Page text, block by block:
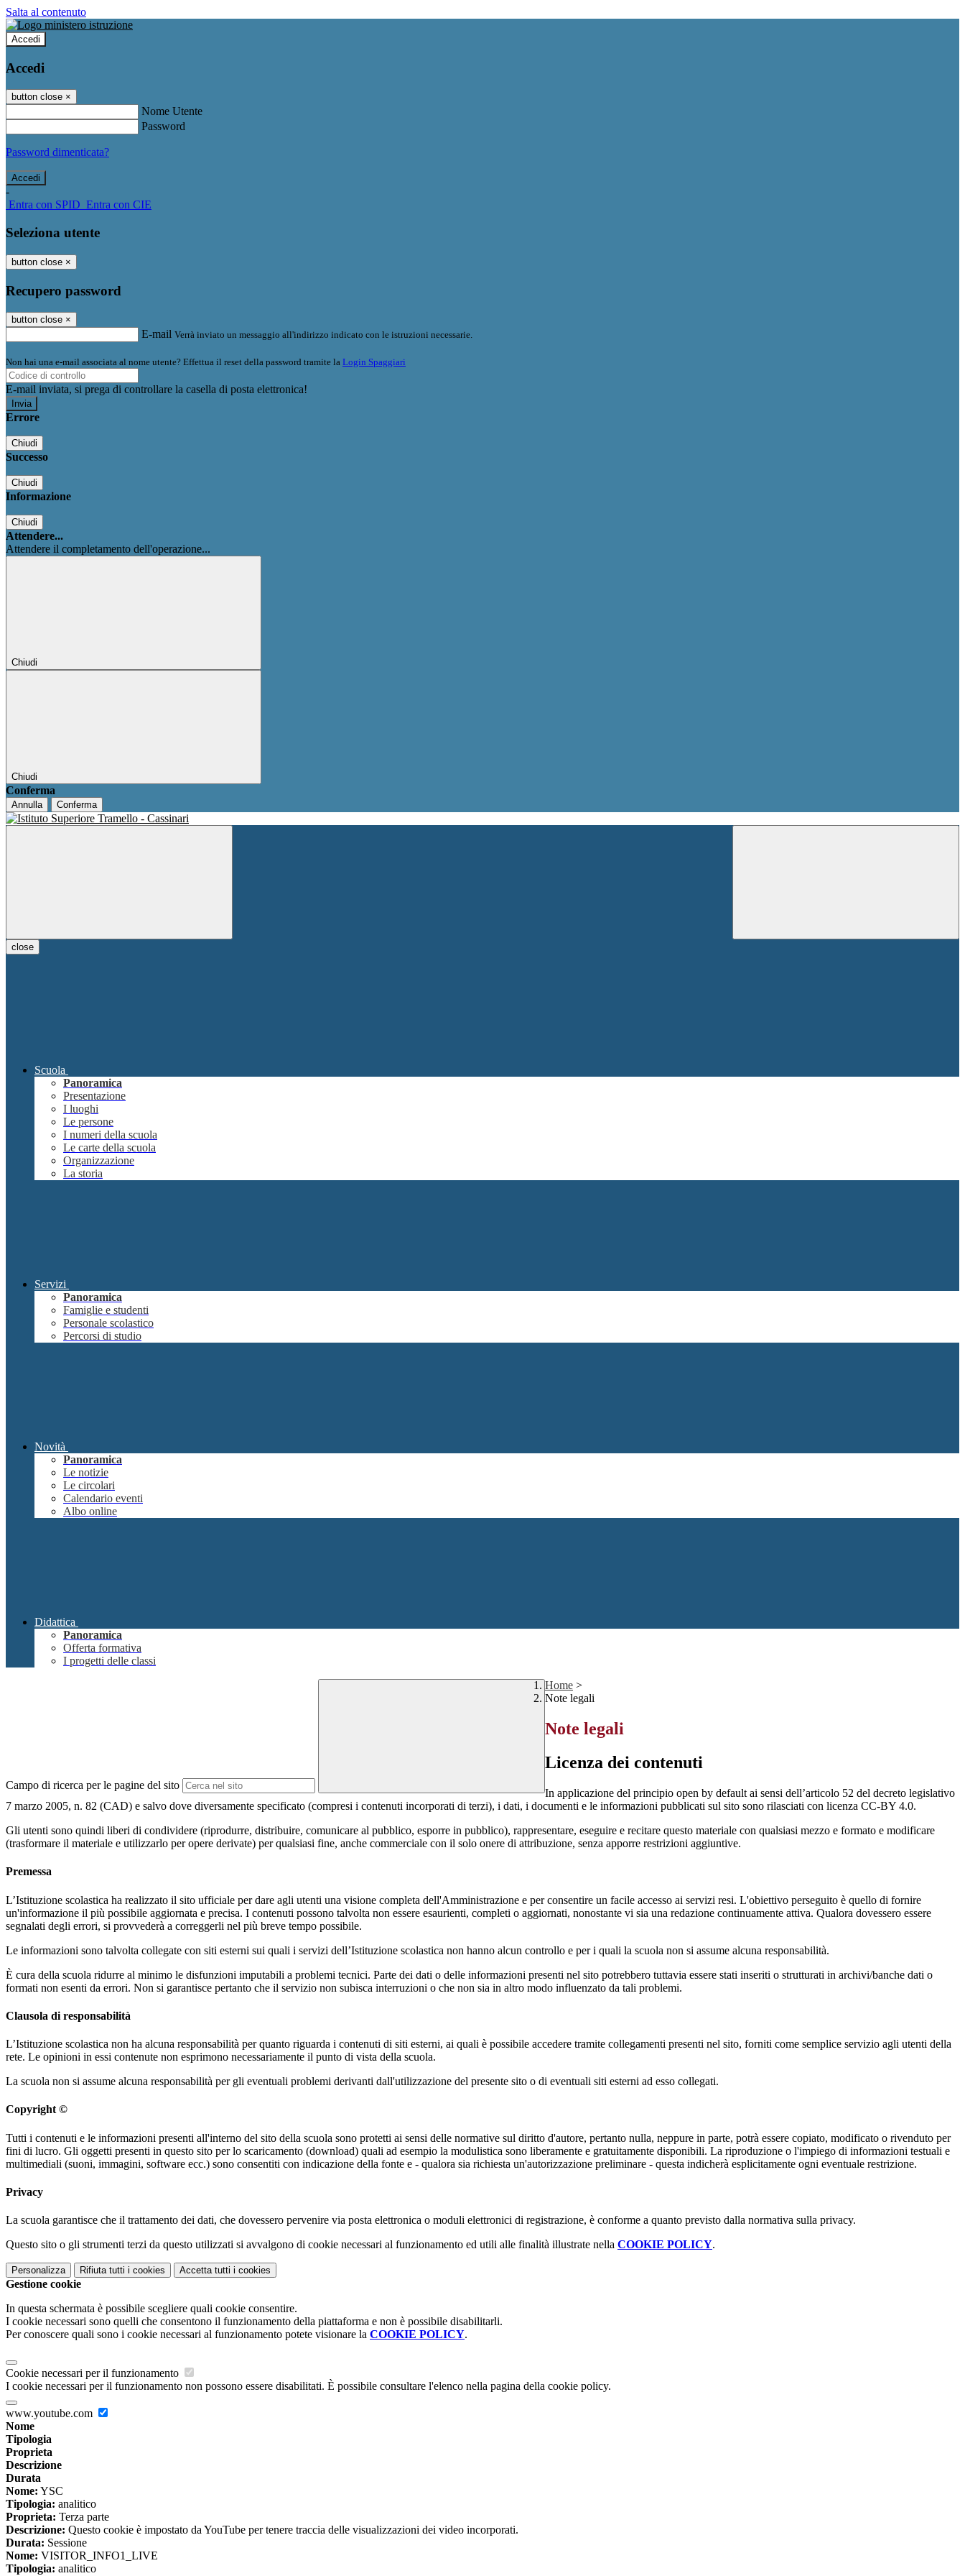
Salta al contenuto
Accedi
Accedi
button close ×
Nome Utente
Password
Password dimenticata?
-
Entra con SPID Entra con CIE
Seleziona utente
button close ×
Recupero password
button close ×
E-mail Verrà inviato un messaggio all'indirizzo indicato con le istruzioni necessarie.
Non hai una e-mail associata al nome utente? Effettua il reset della password tramite la Login Spaggiari
E-mail inviata, si prega di controllare la casella di posta elettronica!
Errore
Chiudi
Successo
Chiudi
Informazione
Chiudi
Attendere...
Attendere il completamento dell'operazione...
Chiudi
Chiudi
Conferma
Annulla Conferma
close
Scuola
Panoramica
Presentazione
I luoghi
Le persone
I numeri della scuola
Le carte della scuola
Organizzazione
La storia
Servizi
Panoramica
Famiglie e studenti
Personale scolastico
Percorsi di studio
Novità
Panoramica
Le notizie
Le circolari
Calendario eventi
Albo online
Didattica
Panoramica
Offerta formativa
I progetti delle classi
Campo di ricerca per le pagine del sito
Home >
Note legali
Note legali
Licenza dei contenuti
In applicazione del principio open by default ai sensi dell’articolo 52 del decreto legislativo
7 marzo 2005, n. 82 (CAD) e salvo dove diversamente specificato (compresi i contenuti incorporati di terzi), i dati, i documenti e le informazioni pubblicati sul sito sono rilasciati con licenza CC-BY 4.0.
Gli utenti sono quindi liberi di condividere (riprodurre, distribuire, comunicare al pubblico, esporre in pubblico), rappresentare, eseguire e recitare questo materiale con qualsiasi mezzo e formato e modificare
(trasformare il materiale e utilizzarlo per opere derivate) per qualsiasi fine, anche commerciale con il solo onere di attribuzione, senza apporre restrizioni aggiuntive.
Premessa
L’Istituzione scolastica ha realizzato il sito ufficiale per dare agli utenti una visione completa dell'Amministrazione e per consentire un facile accesso ai servizi resi. L'obiettivo perseguito è quello di fornire
un'informazione il più possibile aggiornata e precisa. I contenuti possono talvolta non essere esaurienti, completi o aggiornati, nonostante vi sia una redazione continuamente attiva. Qualora dovessero essere
segnalati degli errori, si provvederà a correggerli nel più breve tempo possibile.
Le informazioni sono talvolta collegate con siti esterni sui quali i servizi dell’Istituzione scolastica non hanno alcun controllo e per i quali la scuola non si assume alcuna responsabilità.
È cura della scuola ridurre al minimo le disfunzioni imputabili a problemi tecnici. Parte dei dati o delle informazioni presenti nel sito potrebbero tuttavia essere stati inseriti o strutturati in archivi/banche dati o
formati non esenti da errori. Non si garantisce pertanto che il servizio non subisca interruzioni o che non sia in altro modo influenzato da tali problemi.
Clausola di responsabilità
L’Istituzione scolastica non ha alcuna responsabilità per quanto riguarda i contenuti di siti esterni, ai quali è possibile accedere tramite collegamenti presenti nel sito, forniti come semplice servizio agli utenti della
rete. Le opinioni in essi contenute non esprimono necessariamente il punto di vista della scuola.
La scuola non si assume alcuna responsabilità per gli eventuali problemi derivanti dall'utilizzazione del presente sito o di eventuali siti esterni ad esso collegati.
Copyright ©
Tutti i contenuti e le informazioni presenti all'interno del sito della scuola sono protetti ai sensi delle normative sul diritto d'autore, pertanto nulla, neppure in parte, potrà essere copiato, modificato o rivenduto per
fini di lucro. Gli oggetti presenti in questo sito per lo scaricamento (download) quali ad esempio la modulistica sono liberamente e gratuitamente disponibili. La riproduzione o l'impiego di informazioni testuali e
multimediali (suoni, immagini, software ecc.) sono consentiti con indicazione della fonte e - qualora sia richiesta un'autorizzazione preliminare - questa indicherà esplicitamente ogni eventuale restrizione.
Privacy
La scuola garantisce che il trattamento dei dati, che dovessero pervenire via posta elettronica o moduli elettronici di registrazione, è conforme a quanto previsto dalla normativa sulla privacy.
Questo sito o gli strumenti terzi da questo utilizzati si avvalgono di cookie necessari al funzionamento ed utili alle finalità illustrate nella COOKIE POLICY.
Personalizza Rifiuta tutti i cookies Accetta tutti i cookies
Gestione cookie
In questa schermata è possibile scegliere quali cookie consentire.
I cookie necessari sono quelli che consentono il funzionamento della piattaforma e non è possibile disabilitarli.
Per conoscere quali sono i cookie necessari al funzionamento potete visionare la COOKIE POLICY.
Cookie necessari per il funzionamento
I cookie necessari per il funzionamento non possono essere disabilitati. È possibile consultare l'elenco nella pagina della cookie policy.
www.youtube.com
Nome
Tipologia
Proprieta
Descrizione
Durata
Nome: YSC
Tipologia: analitico
Proprieta: Terza parte
Descrizione: Questo cookie è impostato da YouTube per tenere traccia delle visualizzazioni dei video incorporati.
Durata: Sessione
Nome: VISITOR_INFO1_LIVE
Tipologia: analitico